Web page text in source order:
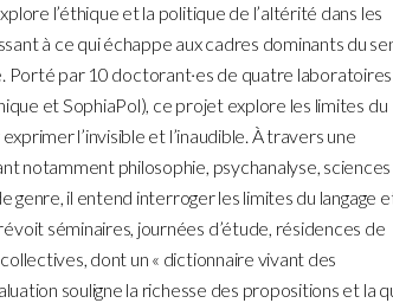
l’éthique et la politique de l’altérité dans les
à ce qui échappe aux cadres dominants du
Porté par 10 doctorant·es de quatre laboratoires
et SophiaPol), ce projet explore les limites du
l’invisible et l’inaudible. À travers une
notamment philosophie, psychanalyse,
genre, il entend interroger les limites du langage
séminaires, journées d’étude, résidences de
dont un « dictionnaire vivant des
souligne la richesse des propositions et la